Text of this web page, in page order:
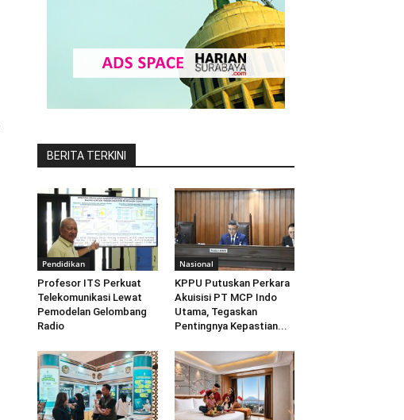
BERITA TERKINI
Pendidikan
Profesor ITS Perkuat
Telekomunikasi Lewat
Pemodelan Gelombang
Radio
Nasional
KPPU Putuskan Perkara
Akuisisi PT MCP Indo
Utama, Tegaskan
Pentingnya Kepastian...